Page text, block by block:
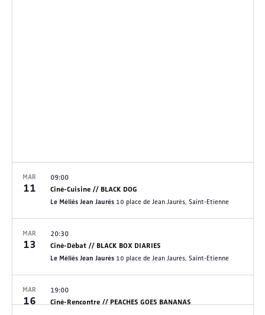
MAR
11
09:00
Ciné-Cuisine // BLACK DOG
Le Méliès Jean Jaurès 10 place de Jean Jaurès, Saint-Etienne
MAR
13
20:30
Ciné-Débat // BLACK BOX DIARIES
Le Méliès Jean Jaurès 10 place de Jean Jaurès, Saint-Etienne
MAR
16
19:00
Ciné-Rencontre // PEACHES GOES BANANAS